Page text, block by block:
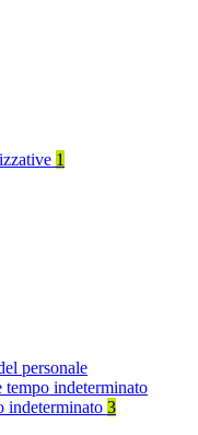
1
personale
tempo indeterminato
indeterminato 3